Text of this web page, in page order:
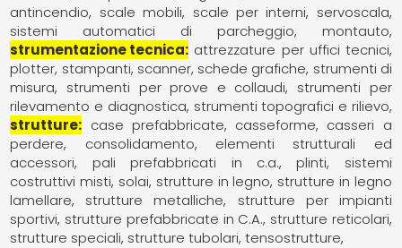
antincendio
scale mobili scale per interni
servoscala
sistemi automatici di parcheggio, montauto
strumentazione tecnica attrezzature per uffici tecnici
plotter, stampanti, scanner, schede grafiche strumenti di
misura
strumenti per prove e collaudi
strumenti per
rilevamento e diagnostica strumenti topografici e rilievo
strutture
case prefabbricate
casseforme, casseri a
perdere
consolidamento
elementi strutturali ed
accessori
pali prefabbricati in c.a. plinti
sistemi
costruttivi misti solai strutture in legno strutture in legno
lamellare
strutture metalliche
strutture per impianti
sportivi strutture prefabbricate in C.A. strutture reticolari
strutture speciali strutture tubolari tensostrutture